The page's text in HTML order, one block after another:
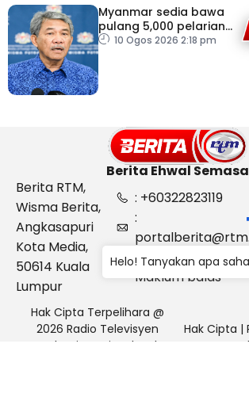
Myanmar sedia bawa
pulang 5,000 pelarian
guna kapal
10 Ogos 2026 2:18 pm
Berita Ehwal Semasa
Berita RTM,
Wisma Berita,
Angkasapuri
Kota Media,
50614 Kuala
Lumpur
: +60322823119
:
: Aduan &
Maklum balas
Hak Cipta Terpelihara @
2026 Radio Televisyen
Malaysia, Berita Ehwal
Hak Cipta |
Helo! Tanyakan apa